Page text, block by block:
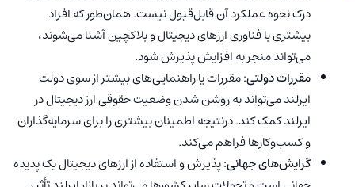
درک نحوه عملکرد آن قابل‌قبول نیست. همان‌طور که افراد
بیشتری با فناوری ارزهای دیجیتال و بلاکچین آشنا می‌شوند،
می‌تواند منجر به افزایش پذیرش شود.
مقررات دولتی: مقررات یا راهنمایی‌های بیشتر از سوی دولت
ایرلند می‌تواند به روشن شدن وضعیت حقوقی ارز دیجیتال در
ایرلند کمک کند. درنتیجه اطمینان بیشتری را برای سرمایه‌گذاران
و کسب‌وکارها فراهم می‌کند.
گرایش‌های جهانی: پذیرش و استفاده از ارزهای دیجیتال یک پدیده